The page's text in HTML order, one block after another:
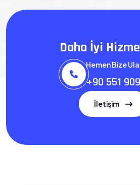
Daha İyi
Hemen Bize
+90 551
İletişim